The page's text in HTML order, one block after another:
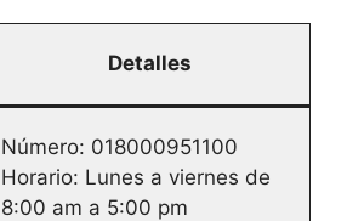
Detalles
Número: 018000951100
Horario: Lunes a viernes de
8:00 am a 5:00 pm